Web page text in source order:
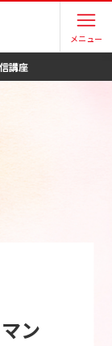
メニュー
講座
ン